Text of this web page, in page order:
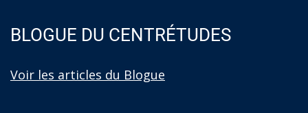
BLOGUE DU CENTRÉTUDES
Voir les articles du Blogue